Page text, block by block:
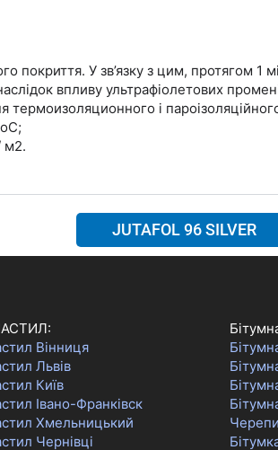
покриття. У зв’язку з цим, протягом 1
впливу ультрафіолетових
і
м2.
JUTAFOL 96 SILVER
Вінниця
Львів
Київ
Івано-Франківск
Хмельницький
Чернівці